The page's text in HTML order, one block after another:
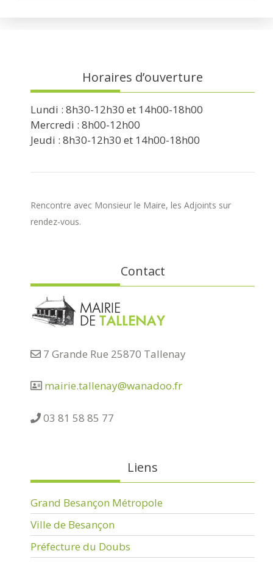
Horaires d’ouverture
Lundi : 8h30-12h30 et 14h00-18h00
Mercredi : 8h00-12h00
Jeudi : 8h30-12h30 et 14h00-18h00
Rencontre avec Monsieur le Maire, les Adjoints sur
rendez-vous.
Contact
7 Grande Rue 25870 Tallenay
mairie.tallenay@wanadoo.fr
03 81 58 85 77
Liens
Grand Besançon Métropole
Ville de Besançon
Préfecture du Doubs